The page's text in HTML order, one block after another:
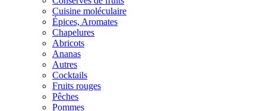
Cuisine moléculaire
Épices, Aromates
Chapelures
Abricots
Ananas
Autres
Cocktails
Fruits rouges
Pêches
Pommes